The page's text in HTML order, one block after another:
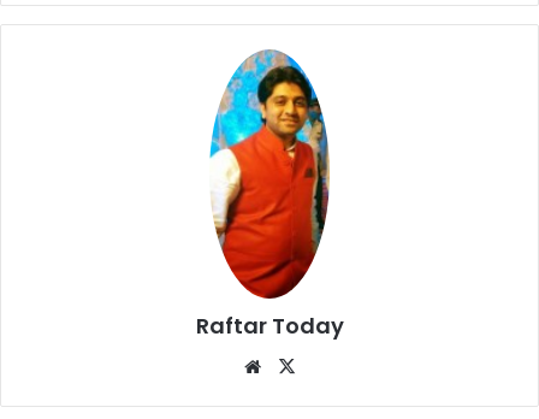
Raftar Today
Website